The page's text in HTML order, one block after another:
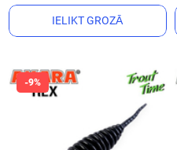
IELIKT GROZĀ